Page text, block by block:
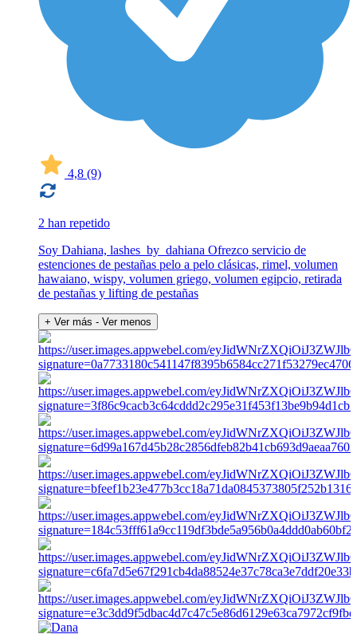
4,8 (9)
2 han repetido
Soy Dahiana, lashes_by_dahiana Ofrezco servicio de
estenciones de pestañas pelo a pelo clásicas, rimel, volumen
hawaiano, wispy, volumen griego, volumen egipcio, retirada
de pestañas y lifting de pestañas
+ Ver más - Ver menos